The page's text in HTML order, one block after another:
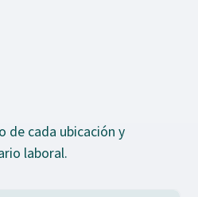
de cada ubicación y
laboral.